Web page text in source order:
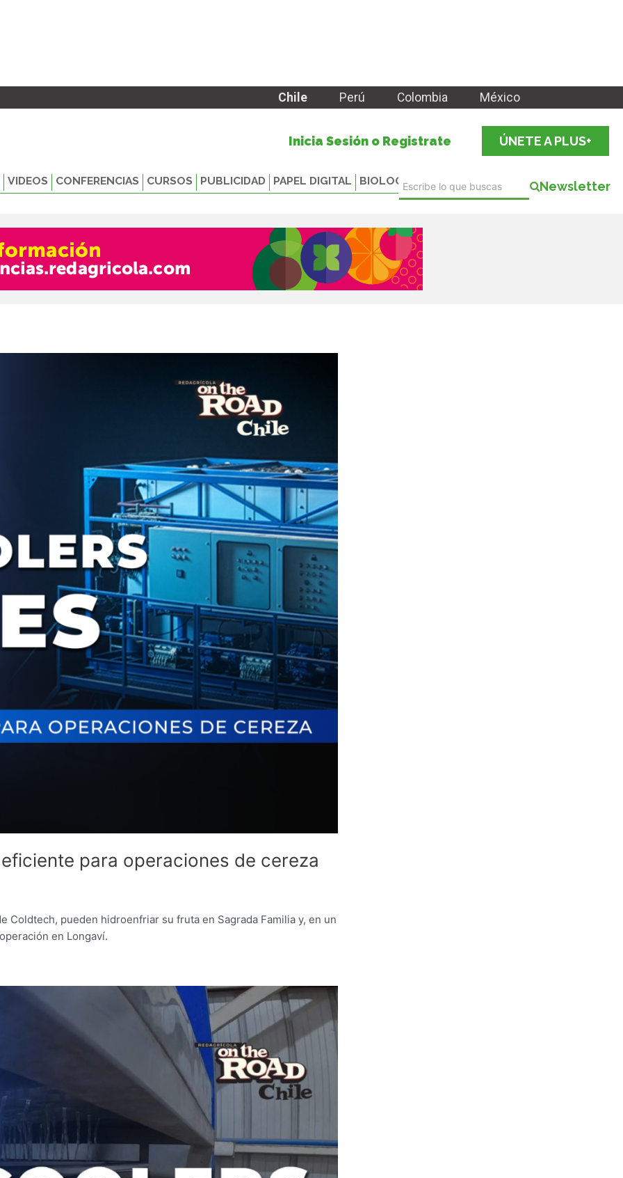
Chile Perú Colombia México
Inicia Sesión o Registrate ÚNETE A PLUS+
VIDEOS CONFERENCIAS CURSOS PUBLICIDAD PAPEL DIGITAL BIOLOGICALS Newsletter
para operaciones de cereza
Coldtech, pueden hidroenfriar su fruta en Sagrada Familia y, en un
en Longaví.